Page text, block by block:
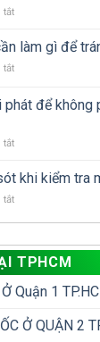
gỗ
nhà:
tự
lý
dịch
diệt
mối?
tắtở
mưa
cánh
hiện
phải
đã
mối?
làm gì để
tắtở
khi
diệt
cần
gì
tránh
phát để không
tắtở
xử
mối
để
không
phải
diệt
diệt
khi kiểm tra
tắtở
trí
dễ
bị
bỏ
khi
kiểm
TPHCM
Quận 1
Ở QUẬN 2